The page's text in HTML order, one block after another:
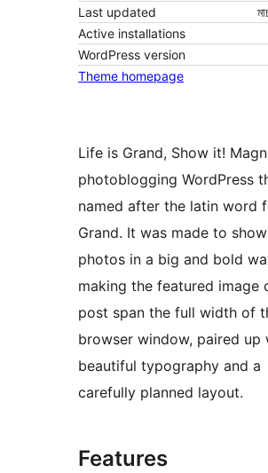
Last updated
Active installations
WordPress version
Theme homepage
Life is Grand, Show it!
photoblogging WordPress
named after the latin word
Grand. It was made to
photos in a big and bold
making the featured image
post span the full width of
browser window, paired up
beautiful typography and a
carefully planned layout.
Features